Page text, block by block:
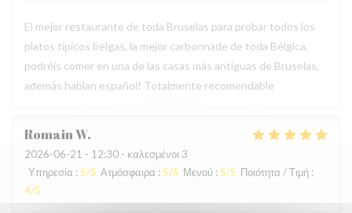
El mejor restaurante de toda Bruselas para probar todos los
platos típicos belgas, la mejor carbonnade de toda Bélgica,
podréis comer en una de las casas más antiguas de Bruselas,
además hablan español! Totalmente recomendable
RomainW
2026-06-21 - 12:30 - καλεσμένοι 3
Υπηρεσία : 5/5 Ατμόσφαιρα : 5/5 Μενού :5/5 Ποιότητα / Τιμή :
4/5